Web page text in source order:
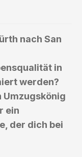
nach San
in
werden?
Umzugskönig
ein
der dich bei